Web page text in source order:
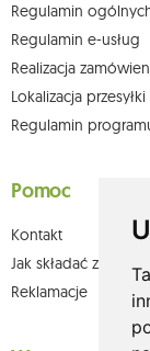
Regulamin
Regulamin e-usług
Realizacja
Lokalizacja przesyłki
Regulamin
Pomoc
Kontakt
Jak składać
Reklamacje